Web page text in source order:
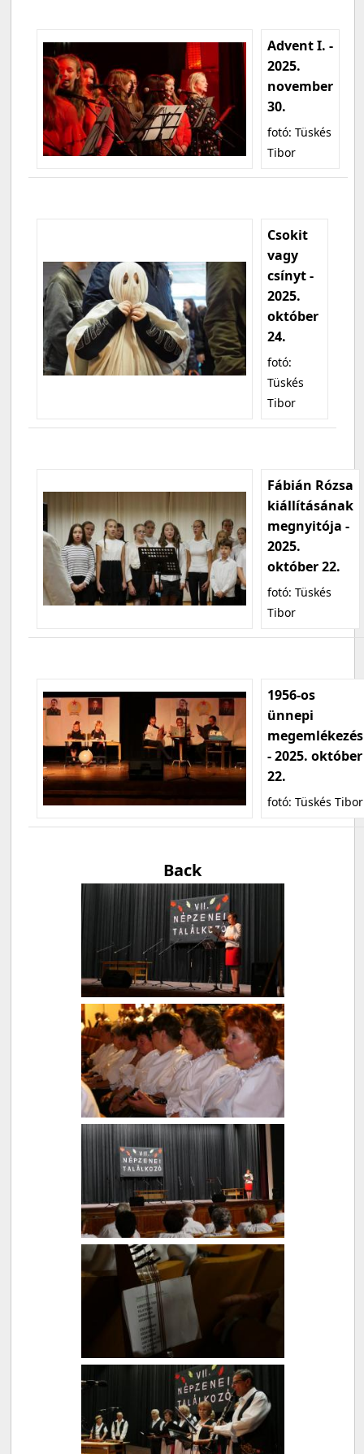
Advent I. -
2025.
november
30.
fotó: Tüskés
Tibor
Csokit
vagy
csínyt -
2025.
október
24.
fotó:
Tüskés
Tibor
Fábián Rózsa
kiállításának
megnyitója -
2025.
október 22.
fotó: Tüskés
Tibor
1956-os
ünnepi
megemlékezés
- 2025. október
22.
fotó: Tüskés Tibor
Back